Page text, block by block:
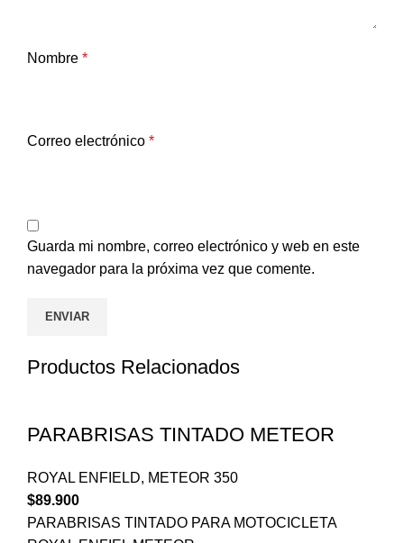
Nombre *
Correo electrónico *
Guarda mi nombre, correo electrónico y web en este
navegador para la próxima vez que comente.
Productos Relacionados
PARABRISAS TINTADO METEOR
ROYAL ENFIELD, METEOR 350
$89.900
PARABRISAS TINTADO PARA MOTOCICLETA